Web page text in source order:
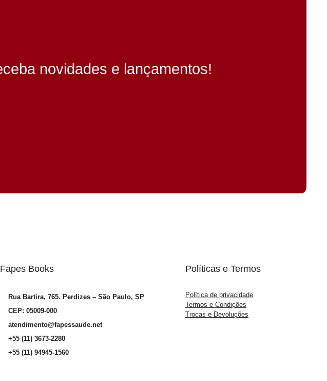
novidades e lançamentos!
Books
Rua Bartira, 765. Perdizes – São Paulo, SP
CEP: 05009-000
atendimento@fapessaude.net
+55 (11) 3673-2280
+55 (11) 94945-1560
Políticas e Termos
Política de privacidade
Termos e Condições
Trocas e Devoluções